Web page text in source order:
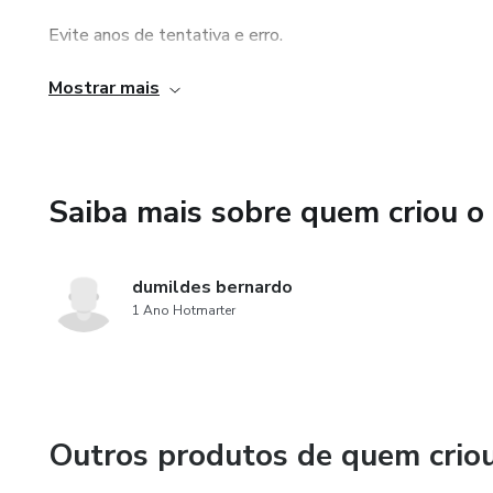
Evite anos de tentativa e erro.
Acesso imediato a técnicas testadas por quem já
Você não vai apenas “aprender”, vai saber exatamente o
💡 4. Descubr
Mostrar mais
Saiba mais sobre quem criou
dumildes bernardo
1 Ano Hotmarter
Outros produtos de quem